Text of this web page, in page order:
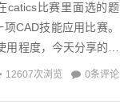
catics比赛里面选的题
CAD技能应用比赛。
程度，今天分享的是
12607次浏览 0条评论